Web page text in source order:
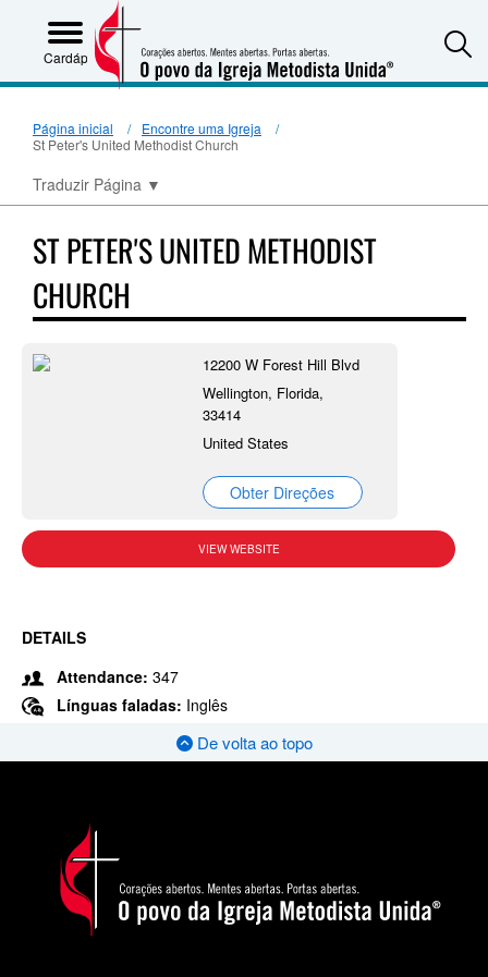
Cardápio
Página inicial
Encontre uma Igreja
St Peter's United Methodist Church
Traduzir Página ▼
ST PETER'S UNITED METHODIST
CHURCH
12200 W Forest Hill Blvd
Wellington, Florida,
33414
United States
Obter Direções
VIEW WEBSITE
DETAILS
Attendance: 347
Línguas faladas: Inglês
De volta ao topo